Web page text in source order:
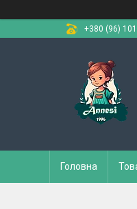
+380 (96)
Головна